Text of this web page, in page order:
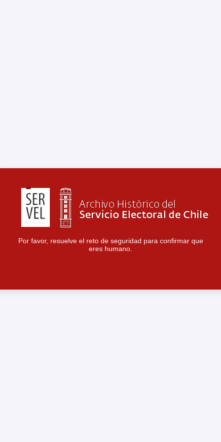
Por favor, resuelve el reto de seguridad para confirmar que
eres humano.